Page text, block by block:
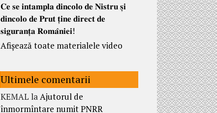
𝐂𝐞 𝐬𝐞 𝐢𝐧𝐭𝐚𝐦𝐩𝐥𝐚 𝐝𝐢𝐧𝐜𝐨𝐥𝐨 𝐝𝐞 𝐍𝐢𝐬𝐭𝐫𝐮 𝐬̦𝐢
𝐝𝐢𝐧𝐜𝐨𝐥𝐨 𝐝𝐞 𝐏𝐫𝐮𝐭 𝐭̦𝐢𝐧𝐞 𝐝𝐢𝐫𝐞𝐜𝐭 𝐝𝐞
𝐬𝐢𝐠𝐮𝐫𝐚𝐧𝐭̦𝐚 𝐑𝐨𝐦𝐚̂𝐧𝐢𝐞𝐢!
Afișează toate materialele video
Ultimele comentarii
KEMAL laAjutorul de
înmormîntare numit PNRR